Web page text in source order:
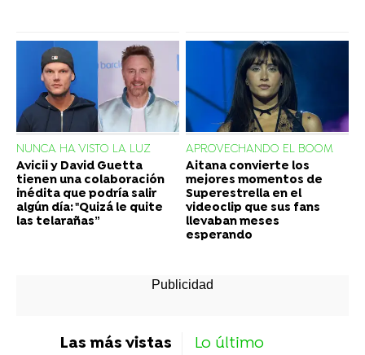
NUNCA HA VISTO LA LUZ
Avicii y David Guetta
tienen una colaboración
inédita que podría salir
algún día: "Quizá le quite
las telarañas”
APROVECHANDO EL BOOM
Aitana convierte los
mejores momentos de
Superestrella en el
videoclip que sus fans
llevaban meses
esperando
Las más vistas Lo último